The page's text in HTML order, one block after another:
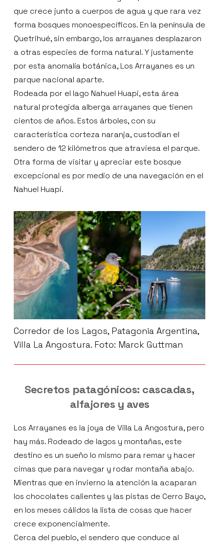
que crece junto a cuerpos de agua y que rara vez
forma bosques monoespecíficos. En la península de
Quetrihué, sin embargo, los arrayanes desplazaron
a otras especies de forma natural. Y justamente
por esta anomalía botánica, Los Arrayanes es un
parque nacional aparte.
Rodeada por el lago Nahuel Huapi, esta área
natural protegida alberga arrayanes que tienen
cientos de años. Estos árboles, con su
característica corteza naranja, custodian el
sendero de 12 kilómetros que atraviesa el parque.
Otra forma de visitar y apreciar este bosque
excepcional es por medio de una navegación en el
Nahuel Huapi.
Corredor de los Lagos, Patagonia Argentina,
Villa La Angostura. Foto: Marck Guttman
Secretos patagónicos: cascadas,
alfajores y aves
Los Arrayanes es la joya de Villa La Angostura, pero
hay más. Rodeado de lagos y montañas, este
destino es un sueño lo mismo para remar y hacer
cimas que para navegar y rodar montaña abajo.
Mientras que en invierno la atención la acaparan
los chocolates calientes y las pistas de Cerro Bayo,
en los meses cálidos la lista de cosas que hacer
crece exponencialmente.
Cerca del pueblo, el sendero que conduce al